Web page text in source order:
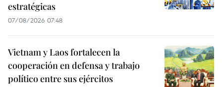
estratégicas
07/08/2026 07:48
Vietnam y Laos fortalecen la
cooperación en defensa y trabajo
político entre sus ejércitos